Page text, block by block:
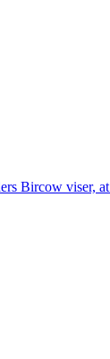
Bircow viser, at